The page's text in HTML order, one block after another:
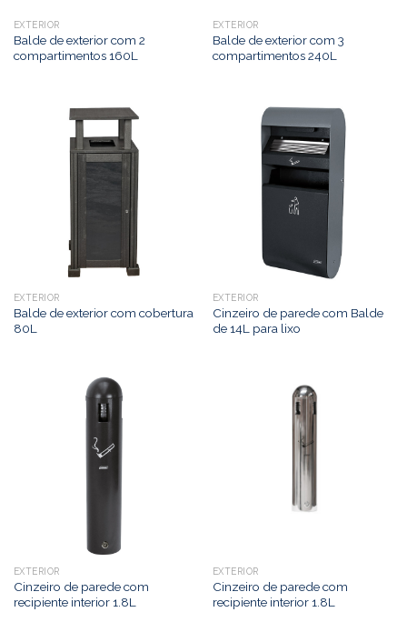
EXTERIOR
Balde de exterior com 2
compartimentos 160L
EXTERIOR
Balde de exterior com 3
compartimentos 240L
EXTERIOR
Balde de exterior com cobertura
80L
EXTERIOR
Cinzeiro de parede com Balde
de 14L para lixo
EXTERIOR
Cinzeiro de parede com
recipiente interior 1.8L
EXTERIOR
Cinzeiro de parede com
recipiente interior 1.8L